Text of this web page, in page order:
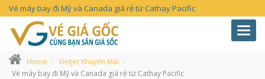
Vé máy bay đi Mỹ và Canada giá rẻ từ Cathay Pacific
Home
Vietjet Khuyến Mãi
Vé máy bay đi Mỹ và Canada giá rẻ từ Cathay Pacific